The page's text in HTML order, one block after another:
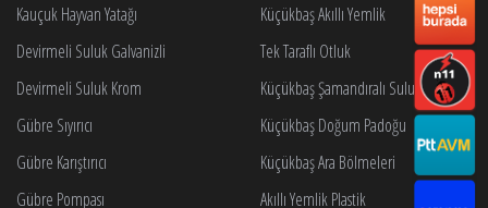
Kauçuk Hayvan Yatağı
Devirmeli Suluk Galvanizli
Devirmeli Suluk Krom
Gübre Sıyırıcı
Gübre Karıştırıcı
Gübre Pompası
Küçükbaş Akıllı Yemlik
Tek Taraflı Otluk
Küçükbaş Şamandıralı Suluk
Küçükbaş Doğum Padoğu
Küçükbaş Ara Bölmeleri
Akıllı Yemlik Plastik